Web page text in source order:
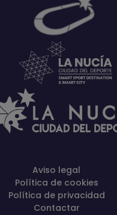
Aviso legal
Política de cookies
Política de privacidad
Contactar